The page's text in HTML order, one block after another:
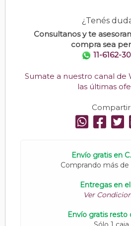
¿Tenés
Consultanos y te
compra sea
11-6162-
Sumate a nuestro canal de
las últimas
Compartir
Envío gratis en
Comprando más
Entregas en
Ver
Envío gratis resto